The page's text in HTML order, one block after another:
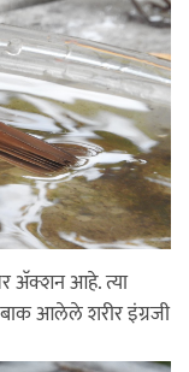
अ‍ॅक्शन आहे. त्या
बाक आलेले शरीर इंग्रजी